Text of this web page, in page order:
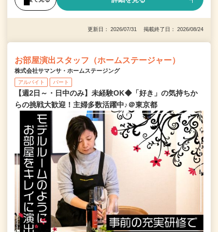
更新日： 2026/07/31 掲載終了日： 2026/08/24
お部屋演出スタッフ（ホームステージャー）
株式会社サマンサ・ホームステージング
アルバイト パート
【週2日～・日中のみ】未経験OK◆「好き」の気持ちか
らの挑戦大歓迎！主婦多数活躍中♪＠東京都